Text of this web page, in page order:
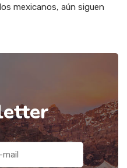
mexicanos, aún siguen